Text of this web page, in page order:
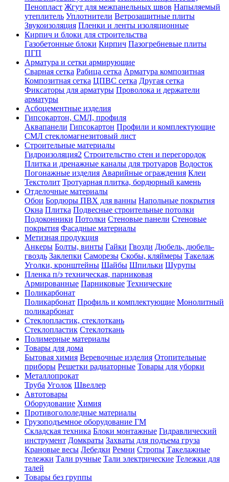
Пенопласт Жгут для межпанельных швов Напыляемый
утеплитель Уплотнители Ветрозащитные плиты
Звукоизоляция Пленки и ленты изоляционные
Кирпич и блоки для строительства
Газобетонные блоки Кирпич Пазогребневые плиты
ПГП
Арматура и сетки армирующие
Сварная сетка Рабица сетка Арматура композитная
Композитная сетка ЦПВС сетка Другая сетка
Фиксаторы для арматуры Проволока и держатели
арматуры
Асбоцементные изделия
Гипсокартон, СМЛ, профиля
Аквапанели Гипсокартон Профили и комплектующие
СМЛ стекломагнезитовый лист
Строительные материалы
Гидроизоляция2 Строительство стен и перегородок
Плитка и дренажные каналы для тротуаров Водосток
Погонажные изделия Аварийные ограждения Клеи
Текстолит Тротуарная плитка, бордюрный камень
Отделочные материалы
Обои Бордюры ПВХ для ванны Напольные покрытия
Окна Плитка Подвесные строительные потолки
Подоконники Потолки Стеновые панели Стеновые
покрытия Фасадные материалы
Метизная продукция
Анкеры Болты, винты Гайки Гвозди Дюбель, дюбель-
гвоздь Заклепки Саморезы Скобы, кляймеры Такелаж
Уголки, кронштейны Шайбы Шпильки Шурупы
Пленка п/э техническая, парниковая
Армированные Парниковые Технические
Поликарбонат
Поликарбонат Профиль и комплектующие Монолитный
поликарбонат
Стеклопластик, стеклоткань
Стеклопластик Стеклоткань
Полимерные материалы
Товары для дома
Бытовая химия Веревочные изделия Отопительные
приборы Решетки радиаторные Товары для уборки
Металлопрокат
Труба Уголок Швеллер
Автотовары
Оборудование Химия
Противогололедные материалы
Грузоподъемное оборудование ГМ
Складская техника Блоки монтажные Гидравлический
инструмент Домкраты Захваты для подъема груза
Крановые весы Лебедки Ремни Стропы Такелажные
тележки Тали ручные Тали электрические Тележки для
талей
Товары без группы